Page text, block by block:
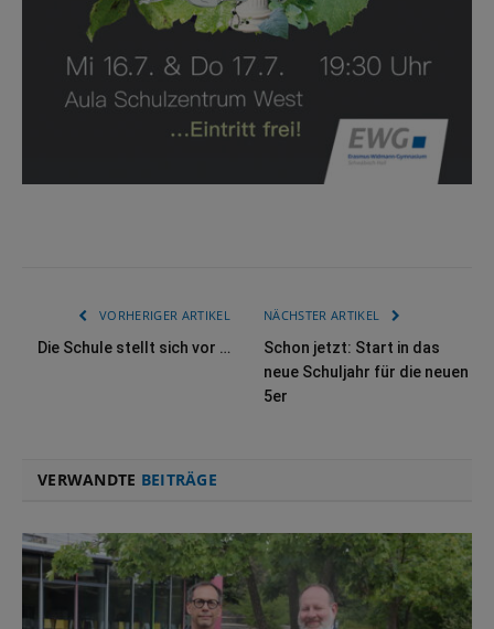
VORHERIGER ARTIKEL
Die Schule stellt sich vor …
NÄCHSTER ARTIKEL
Schon jetzt: Start in das
neue Schuljahr für die neuen
5er
VERWANDTE BEITRÄGE